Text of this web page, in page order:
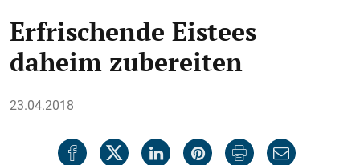
Erfrischende Eistees
daheim zubereiten
23.04.2018